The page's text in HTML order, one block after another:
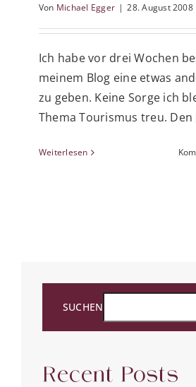
Von Michael Egger | 28. August 2008
Ich habe vor drei Wochen
meinem Blog eine etwas
zu geben. Keine Sorge ich
Thema Tourismus treu. Den
Weiterlesen
SUCHEN
Recent Posts